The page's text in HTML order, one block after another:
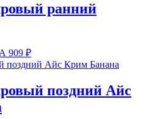
ранний
909 ₽
поздний Айс